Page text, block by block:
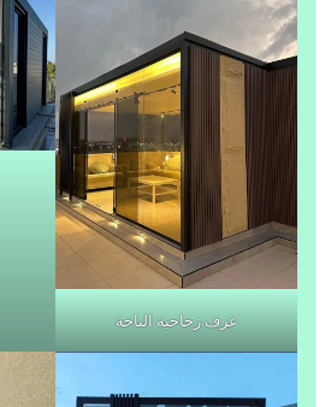
غرف زجاجية الباحة